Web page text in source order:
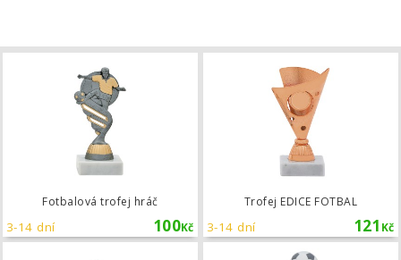
Fotbalová trofej hráč
100Kč
3-14 dní
Trofej EDICE FOTBAL
121 Kč
3-14 dní
Fotbalová plastika trofej píšťalka